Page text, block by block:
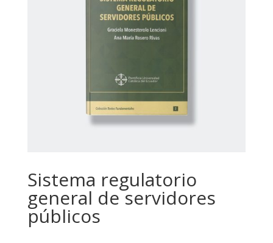
Sistema regulatorio
general de servidores
públicos